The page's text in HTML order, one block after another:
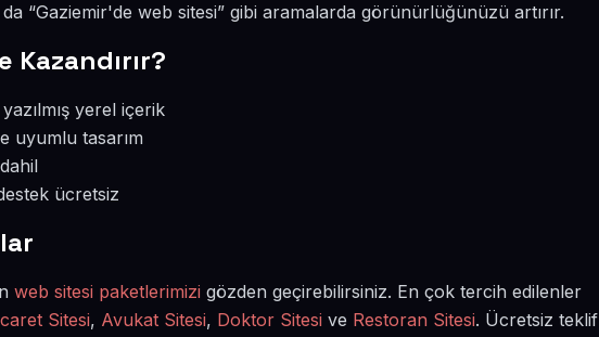
da “Gaziemir'de web sitesi” gibi aramalarda görünürlüğünüzü artırır.
Kazandırır?
yerel içerik
uyumlu tasarım
ücretsiz
web sitesi paketlerimizi gözden geçirebilirsiniz. En çok tercih edilenler
Sitesi, Avukat Sitesi, Doktor Sitesi ve Restoran Sitesi. Ücretsiz teklif